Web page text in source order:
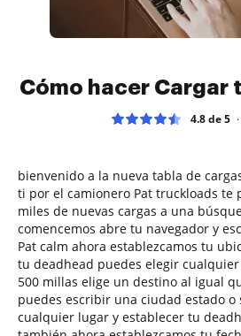
Cómo hacer Cargar
4.8 de 5
bienvenido a la nueva tabla de
ti por el camionero Pat truckloads te
miles de nuevas cargas a una
comencemos abre tu navegador y
Pat calm ahora establezcamos tu
tu deadhead puedes elegir
500 millas elige un destino al igual
puedes escribir una ciudad estado
cualquier lugar y establecer tu